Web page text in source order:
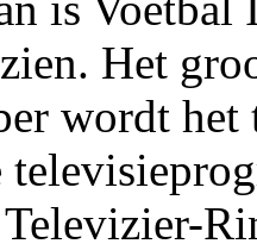
Het
wordt het